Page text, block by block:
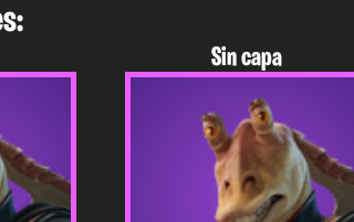
Sin capa